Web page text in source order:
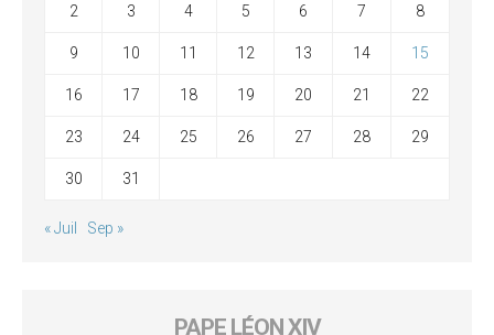
2 3 4 5 6 7 8
9 10 11 12 13 14 15
16 17 18 19 20 21 22
23 24 25 26 27 28 29
30 31
« Juil Sep »
PAPE LÉON XIV